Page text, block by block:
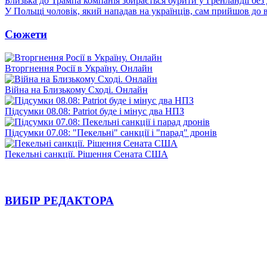
У Польщі чоловік, який нападав на українців, сам прийшов до
Сюжети
Вторгнення Росії в Україну. Онлайн
Війна на Близькому Сході. Онлайн
Підсумки 08.08: Patriot буде і мінус два НПЗ
Підсумки 07.08: "Пекельні" санкції і "парад" дронів
Пекельні санкції. Рішення Сената США
ВИБІР РЕДАКТОРА